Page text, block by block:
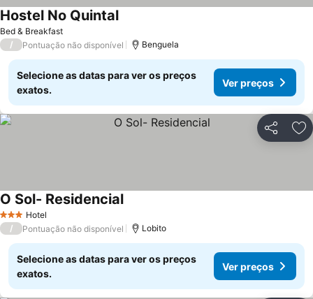
Bed & Breakfast
Hostel No QuintalVer preços
/ Pontuação não disponível Benguela
Selecione as datas para ver os preços
exatos.
Ver preços
Partilhar
3 EstrelasHotel
O Sol- ResidencialVer preços
/ Pontuação não disponível Lobito
Selecione as datas para ver os preços
exatos.
Ver preços